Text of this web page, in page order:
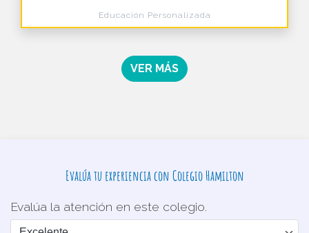
Educación Personalizada
VER MÁS
Evalúa tu experiencia con Colegio Hamilton
Evalúa la atención en este colegio.